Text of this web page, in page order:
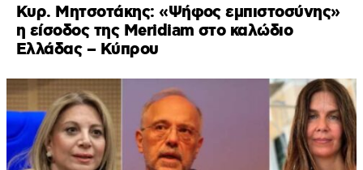
Κυρ. Μητσοτάκης: «Ψήφος εμπιστοσύνης»
η είσοδος της Meridiam στο καλώδιο
Ελλάδας – Κύπρου